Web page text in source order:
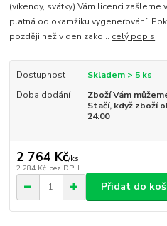
(víkendy, svátky) Vám licenci
platná od okamžiku vygenerování.
později než v den zako... celý popis
Dostupnost
Skladem > 5 ks
Doba dodání
Zboží Vám
Stačí, když zboží
24:00
2 764 Kč/ks
2 284 Kč bez DPH
Přidat do